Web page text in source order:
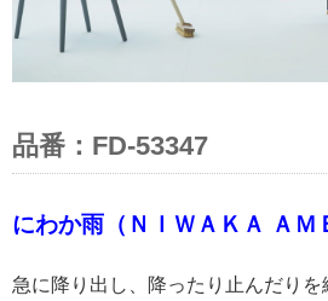
品番：FD-53347
にわか雨（ＮＩＷＡＫＡ ＡＭ
急に降り出し、降ったり止んだり